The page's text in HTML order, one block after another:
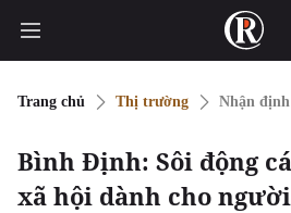
Trang chủ Thị trường Nhận
Bình Định: Sôi động
xã hội dành cho